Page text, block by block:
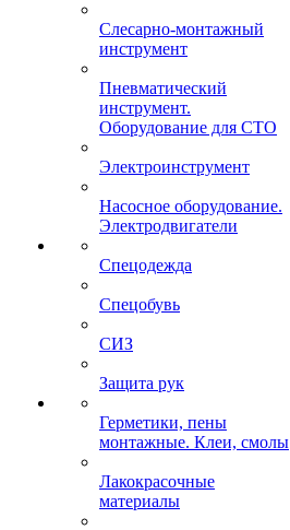
Слесарно-монтажный
инструмент
Пневматический
инструмент.
Оборудование для СТО
Электроинструмент
Насосное оборудование.
Электродвигатели
Спецодежда
Спецобувь
СИЗ
Защита рук
Герметики, пены
монтажные. Клеи, смолы
Лакокрасочные
материалы